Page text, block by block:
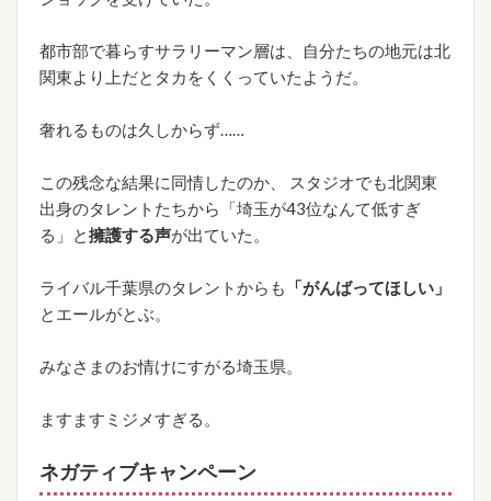
都市部で暮らすサラリーマン層は、自分たちの地元は北
関東より上だとタカをくくっていたようだ。
奢れるものは久しからず……
この残念な結果に同情したのか、 スタジオでも北関東
出身のタレントたちから「埼玉が43位なんて低すぎ
る」と擁護する声が出ていた。
ライバル千葉県のタレントからも
「がんばってほしい」
とエールがとぶ。
みなさまのお情けにすがる埼玉県。
ますますミジメすぎる。
ネガティブキャンペーン